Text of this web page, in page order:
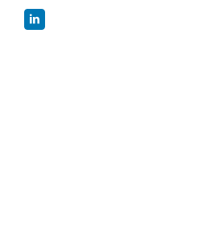
Passer
LinkedIn